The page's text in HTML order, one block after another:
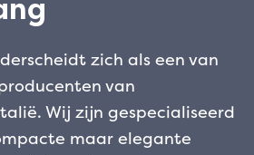
zich als een van
van
Wij zijn gespecialiseerd
maar elegante